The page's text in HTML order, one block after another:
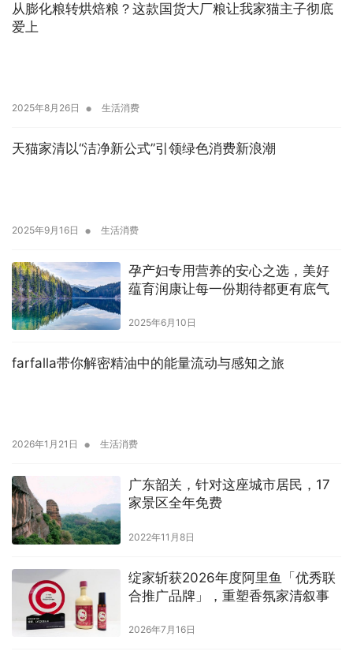
从膨化粮转烘焙粮？这款国货大厂粮让我家猫主子彻底
爱上
2025年8月26日 • 生活消费
天猫家清以“洁净新公式”引领绿色消费新浪潮
2025年9月16日 • 生活消费
孕产妇专用营养的安心之选，美好
蕴育润康让每一份期待都更有底气
2025年6月10日
farfalla带你解密精油中的能量流动与感知之旅
2026年1月21日 • 生活消费
广东韶关，针对这座城市居民，17
家景区全年免费
2022年11月8日
绽家斩获2026年度阿里鱼「优秀联
合推广品牌」，重塑香氛家清叙事
2026年7月16日